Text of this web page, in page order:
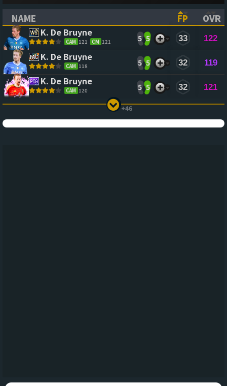
NAME
(CLICK TO SORT ASCENDING)
FP
OVR
K. De Bruyne
CAM 121 CM 121 5 5 33 122
K. De Bruyne
CAM 118 5 5 32 119
K. De Bruyne
CAM 120 5 5 32 121
+46